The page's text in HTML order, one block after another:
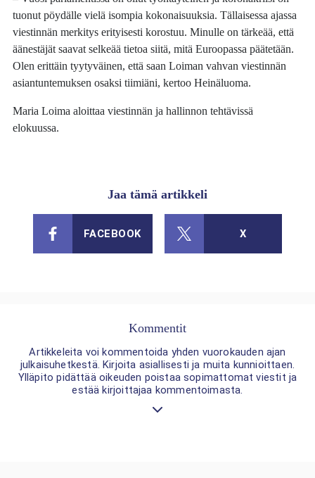
tuonut pöydälle vielä isompia kokonaisuuksia. Tällaisessa ajassa
viestinnän merkitys erityisesti korostuu. Minulle on tärkeää, että
äänestäjät saavat selkeää tietoa siitä, mitä Euroopassa päätetään.
Olen erittäin tyytyväinen, että saan Loiman vahvan viestinnän
asiantuntemuksen osaksi tiimiäni, kertoo Heinäluoma.
Maria Loima aloittaa viestinnän ja hallinnon tehtävissä
elokuussa.
Jaa tämä artikkeli
FACEBOOK X
Kommentit
Artikkeleita voi kommentoida yhden vuorokauden ajan
julkaisuhetkestä. Kirjoita asiallisesti ja muita kunnioittaen.
Ylläpito pidättää oikeuden poistaa sopimattomat viestit ja
estää kirjoittajaa kommentoimasta.